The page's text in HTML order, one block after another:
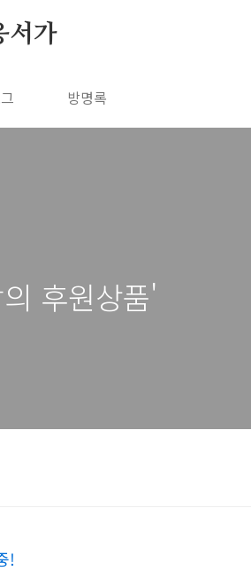
서가
방명록
후원상품'
!